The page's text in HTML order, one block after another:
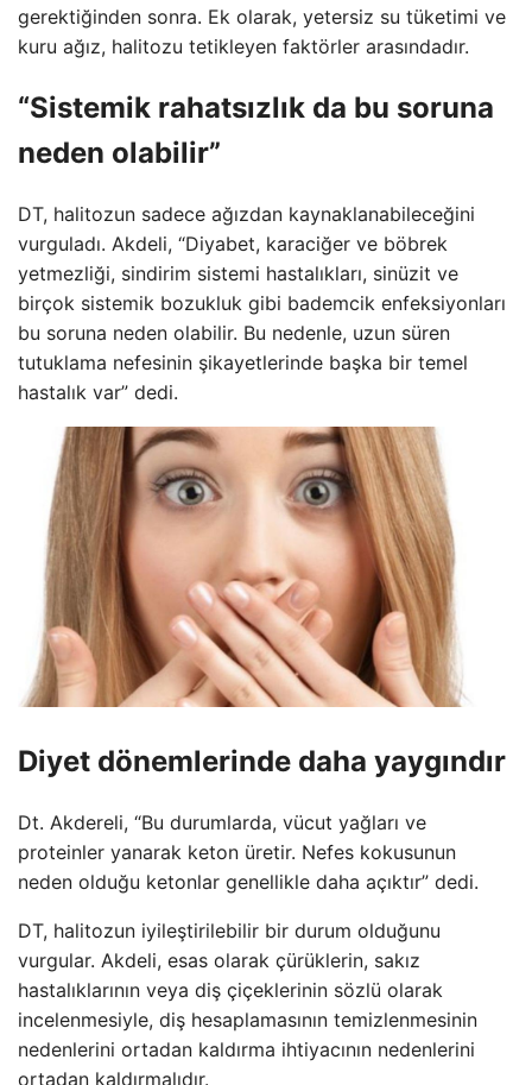
gerektiğinden sonra. Ek olarak, yetersiz su tüketimi ve
kuru ağız, halitozu tetikleyen faktörler arasındadır.
“Sistemik rahatsızlık da bu soruna
neden olabilir”
DT, halitozun sadece ağızdan kaynaklanabileceğini
vurguladı. Akdeli, “Diyabet, karaciğer ve böbrek
yetmezliği, sindirim sistemi hastalıkları, sinüzit ve
birçok sistemik bozukluk gibi bademcik enfeksiyonları
bu soruna neden olabilir. Bu nedenle, uzun süren
tutuklama nefesinin şikayetlerinde başka bir temel
hastalık var” dedi.
Diyet dönemlerinde daha yaygındır
Dt. Akdereli, “Bu durumlarda, vücut yağları ve
proteinler yanarak keton üretir. Nefes kokusunun
neden olduğu ketonlar genellikle daha açıktır” dedi.
DT, halitozun iyileştirilebilir bir durum olduğunu
vurgular. Akdeli, esas olarak çürüklerin, sakız
hastalıklarının veya diş çiçeklerinin sözlü olarak
incelenmesiyle, diş hesaplamasının temizlenmesinin
nedenlerini ortadan kaldırma ihtiyacının nedenlerini
ortadan kaldırmalıdır.